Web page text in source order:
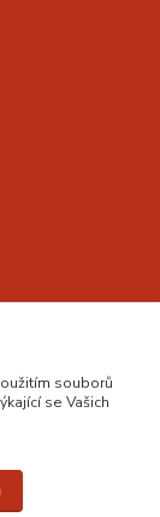
souborů
se Vašich